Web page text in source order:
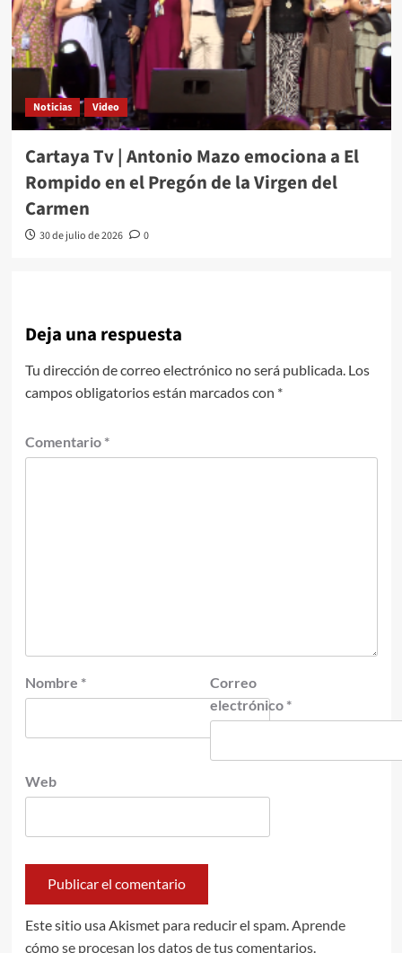
Noticias Video
Cartaya Tv | Antonio Mazo emociona a El
Rompido en el Pregón de la Virgen del
Carmen
30 de julio de 2026 0
Deja una respuesta
Tu dirección de correo electrónico no será publicada. Los
campos obligatorios están marcados con *
Comentario *
Nombre *
Correo
electrónico *
Web
Este sitio usa Akismet para reducir el spam. Aprende
cómo se procesan los datos de tus comentarios.